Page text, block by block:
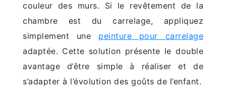
couleur des murs. Si le revêtement de la
chambre est du carrelage, appliquez
simplement une peinture pour carrelage
adaptée. Cette solution présente le double
avantage d’être simple à réaliser et de
s’adapter à l’évolution des goûts de l’enfant.